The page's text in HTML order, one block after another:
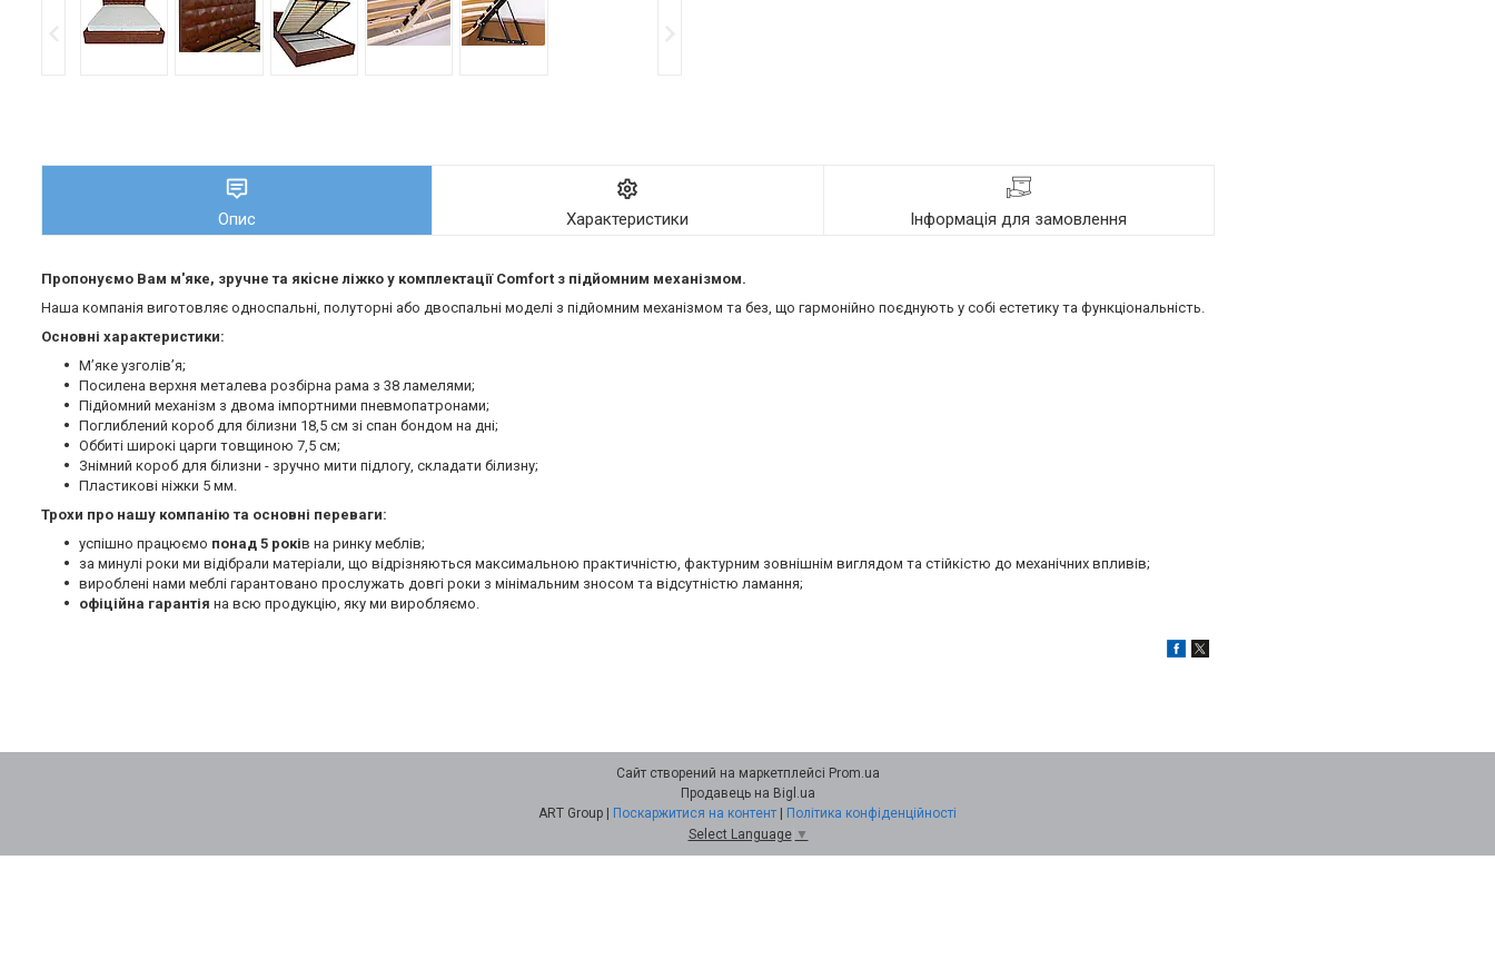
Опис Характеристики Інформація для замовлення
Пропонуємо Вам м'яке, зручне та якiсне ліжко у комплектації Comfort з підйомним механізмом.
Наша компанія виготовляє односпальні, полуторні або двоспальні моделі з підйомним механізмом та без, що гармонійно поєднують у собі естетику та функціональність.
Основні характеристики:
М’яке узголів’я;
Посилена верхня металева розбірна рама з 38 ламелями;
Підйомний механізм з двома імпортними пневмопатронами;
Поглиблений короб для білизни 18,5 см зі спан бондом на дні;
Оббиті широкі царги товщиною 7,5 см;
Знімний короб для білизни - зручно мити підлогу, складати білизну;
Пластикові ніжки 5 мм.
Трохи про нашу компанію та основні переваги:
успішно працюємо понад 5 років на ринку меблів;
за минулі роки ми відібрали матеріали, що відрізняються максимальною практичністю, фактурним зовнішнім виглядом та стійкістю до механічних впливів;
вироблені нами меблі гарантовано прослужать довгі роки з мінімальним зносом та відсутністю ламання;
офіційна гарантія на всю продукцію, яку ми виробляємо.
Сайт створений на маркетплейсі Prom.ua
Продавець на Bigl.ua
Поскаржитися на контент
Політика конфіденційності
Select Language ▼